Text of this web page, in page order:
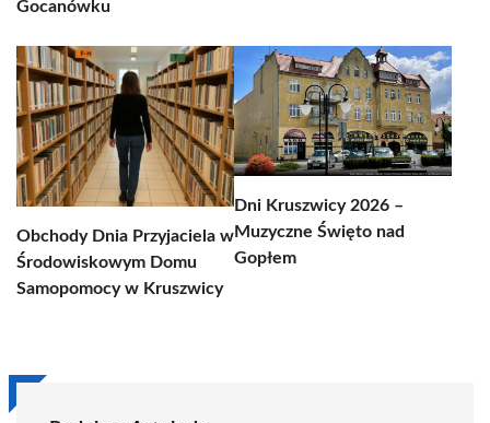
Gocanówku
Obchody Dnia Przyjaciela w
Środowiskowym Domu
Samopomocy w Kruszwicy
Dni Kruszwicy 2026 –
Muzyczne Święto nad
Gopłem